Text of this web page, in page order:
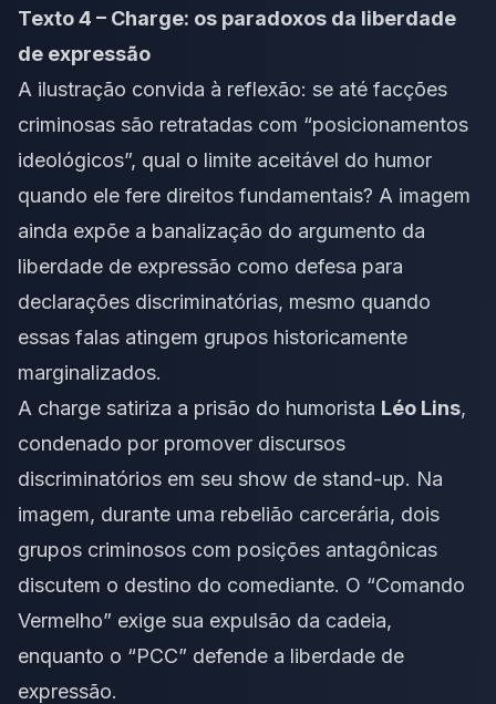
Texto 4 – Charge: os paradoxos da liberdade
de expressão
A ilustração convida à reflexão: se até facções
criminosas são retratadas com “posicionamentos
ideológicos”, qual o limite aceitável do humor
quando ele fere direitos fundamentais? A imagem
ainda expõe a banalização do argumento da
liberdade de expressão como defesa para
declarações discriminatórias, mesmo quando
essas falas atingem grupos historicamente
marginalizados.
A charge satiriza a prisão do humorista Léo Lins,
condenado por promover discursos
discriminatórios em seu show de stand-up. Na
imagem, durante uma rebelião carcerária, dois
grupos criminosos com posições antagônicas
discutem o destino do comediante. O “Comando
Vermelho” exige sua expulsão da cadeia,
enquanto o “PCC” defende a liberdade de
expressão.